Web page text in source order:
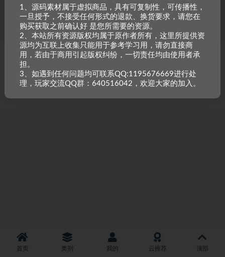
2 年前 6
Copyright © 2023 小甘牛人资源网 - All rights reserved 粤ICP备2023002201
号-1
本站是一个坚持做精品资源的网站，会长期坚持更新资源，以共享为原则，尊
首页 类别 我的 云推荐 顶部
1、源码素材属于虚拟商品，具有可复制性，可传播性，
一旦授予，不接受任何形式的退款、换货要求，请您在
购买获取之前确认好 是您所需要的资源。
2、本站所有资源版权均属于原作者所有，这里所提供资
源均为互联上收集只能用于参考学习用，请勿直接商
用，若由于商用引起版权纠纷，一切责任均由使用者承
担。
3、如遇到任何问题均可联系QQ:1195676669进行处
理，玩家交流QQ群：640516042，欢迎大家的加入。